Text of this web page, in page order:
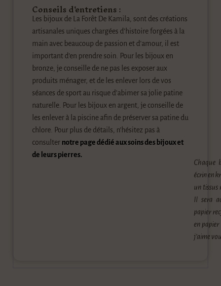
Conseils d'entretiens :
Les bijoux de La Forêt De Kamila, sont des créations
artisanales uniques chargées d’histoire forgées à la
main avec beaucoup de passion et d’amour, il est
important d’en prendre soin. Pour les bijoux en
bronze, je conseille de ne pas les exposer aux
produits ménager, et de les enlever lors de vos
séances de sport au risque d’abimer sa jolie patine
naturelle. Pour les bijoux en argent, je conseille de
les enlever à la piscine afin de préserver sa patine du
chlore. Pour plus de détails, n’hésitez pas à
consulter notre page dédié aux soins des bijoux et
de leurs pierres.
Chaque
écrin en
un tissus
Il sera
papier
en
j’aime